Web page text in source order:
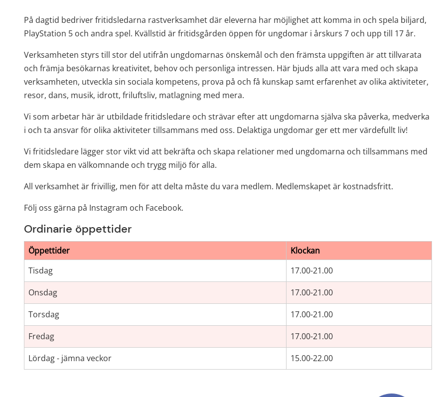
På dagtid bedriver fritidsledarna rastverksamhet där eleverna har möjlighet att komma in och spela biljard,
PlayStation 5 och andra spel. Kvällstid är fritidsgården öppen för ungdomar i årskurs 7 och upp till 17 år.
Verksamheten styrs till stor del utifrån ungdomarnas önskemål och den främsta uppgiften är att tillvarata
och främja besökarnas kreativitet, behov och personliga intressen. Här bjuds alla att vara med och skapa
verksamheten, utveckla sin sociala kompetens, prova på och få kunskap samt erfarenhet av olika aktiviteter,
resor, dans, musik, idrott, friluftsliv, matlagning med mera.
Vi som arbetar här är utbildade fritidsledare och strävar efter att ungdomarna själva ska påverka, medverka
i och ta ansvar för olika aktiviteter tillsammans med oss. Delaktiga ungdomar ger ett mer värdefullt liv!
Vi fritidsledare lägger stor vikt vid att bekräfta och skapa relationer med ungdomarna och tillsammans med
dem skapa en välkomnande och trygg miljö för alla.
All verksamhet är frivillig, men för att delta måste du vara medlem. Medlemskapet är kostnadsfritt.
Följ oss gärna på Instagram och Facebook.
Ordinarie öppettider
Öppettider på Stackens fritidsgård
Öppettider
Klockan
Tisdag
17.00-21.00
Onsdag
17.00-21.00
Torsdag
17.00-21.00
Fredag
17.00-21.00
Lördag - jämna veckor
15.00-22.00